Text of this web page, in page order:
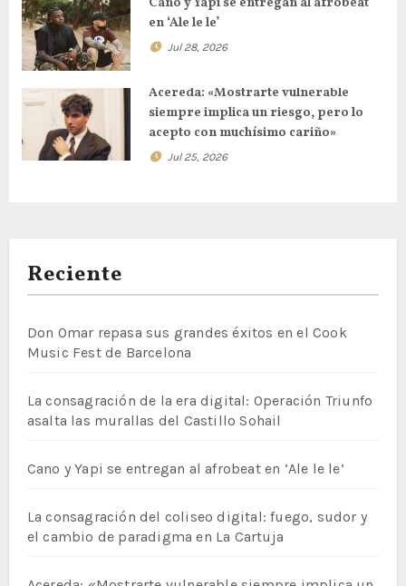
en ‘Ale le le’
Jul 28, 2026
Acereda: «Mostrarte vulnerable
siempre implica un riesgo, pero lo
acepto con muchísimo cariño»
Jul 25, 2026
Reciente
Don Omar repasa sus grandes éxitos en el Cook
Music Fest de Barcelona
La consagración de la era digital: Operación Triunfo
asalta las murallas del Castillo Sohail
Cano y Yapi se entregan al afrobeat en ‘Ale le le’
La consagración del coliseo digital: fuego, sudor y
el cambio de paradigma en La Cartuja